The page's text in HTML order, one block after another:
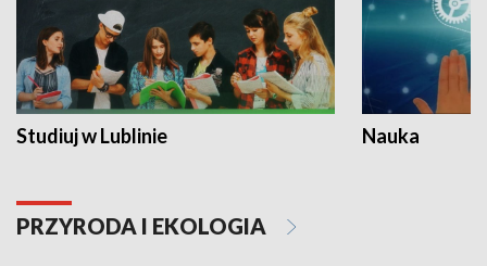
Studiuj w Lublinie Nauka
PRZYRODA I EKOLOGIA